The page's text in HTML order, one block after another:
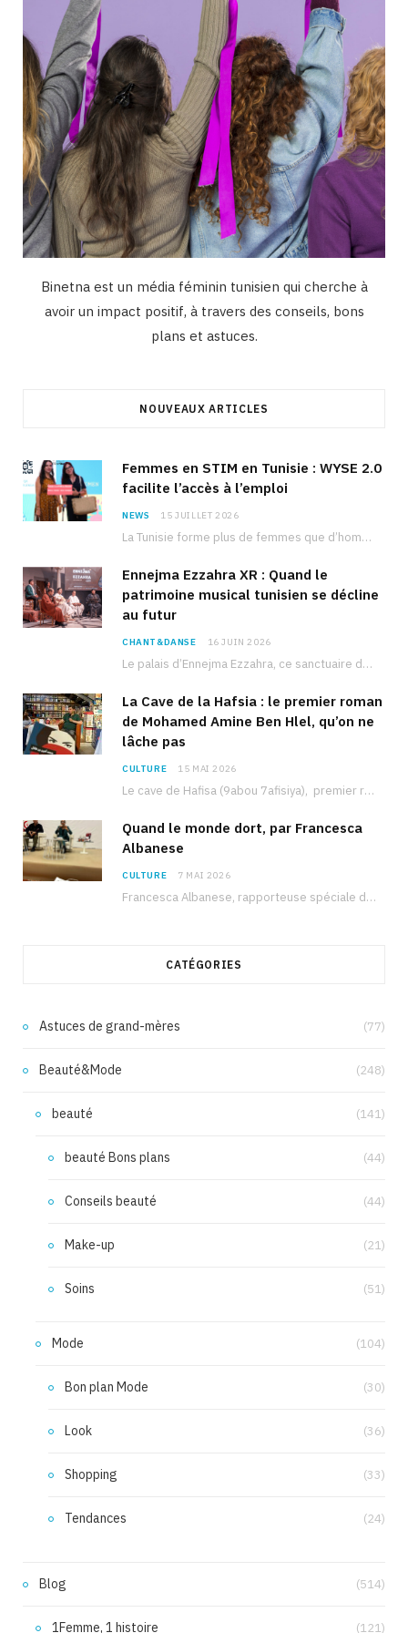
Binetna est un média féminin tunisien qui cherche à
avoir un impact positif, à travers des conseils, bons
plans et astuces.
NOUVEAUX ARTICLES
Femmes en STIM en Tunisie : WYSE 2.0
facilite l’accès à l’emploi
NEWS 15 JUILLET 2026
La Tunisie forme plus de femmes que d’hommes dans les filières scientifiques. Pourtant, pour beaucoup…
Ennejma Ezzahra XR : Quand le
patrimoine musical tunisien se décline
au futur
CHANT&DANSE 16 JUIN 2026
Le palais d’Ennejma Ezzahra, ce sanctuaire de la musique tunisienne et méditerranéenne construit par le…
La Cave de la Hafsia : le premier roman
de Mohamed Amine Ben Hlel, qu’on ne
lâche pas
CULTURE 15 MAI 2026
Le cave de Hafisa (9abou 7afisiya), premier roman du journaliste tunisien Mohamed Amine Ben Hlel,…
Quand le monde dort, par Francesca
Albanese
CULTURE 7 MAI 2026
Francesca Albanese, rapporteuse spéciale de l’ONU sur les territoires palestiniens occupés, était à Tunis pour…
CATÉGORIES
Astuces de grand-mères (77)
Beauté&Mode (248)
beauté (141)
beauté Bons plans (44)
Conseils beauté (44)
Make-up (21)
Soins (51)
Mode (104)
Bon plan Mode (30)
Look (36)
Shopping (33)
Tendances (24)
Blog (514)
1Femme, 1 histoire (121)